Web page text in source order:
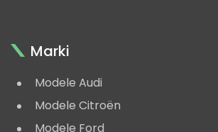
Marki
Modele Audi
Modele Citroën
Modele Ford